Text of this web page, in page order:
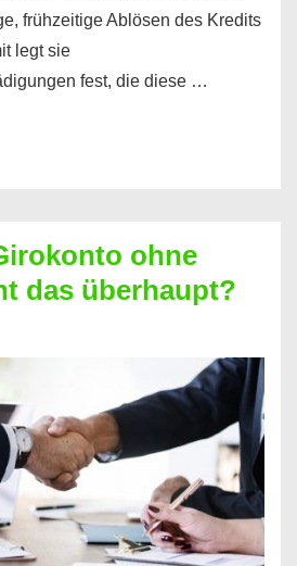
frühzeitige Ablösen des Kredits
legt sie
fest, die diese …
ohne
das überhaupt?